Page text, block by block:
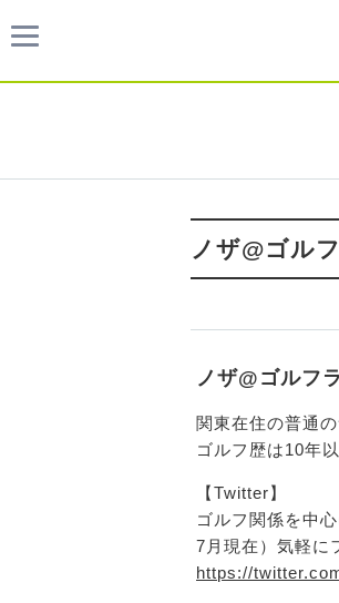
ノザ@ゴル
ノザ@ゴルフ
関東在住の普通
ゴルフ歴は10年
【Twitter】
ゴルフ関係を中
7月現在）気軽に
https://